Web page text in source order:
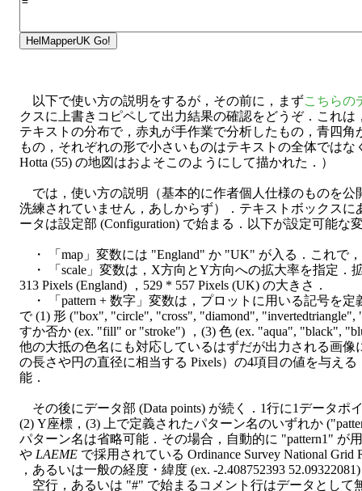
以下で使い方の説明をするが，その前に，まずこちらの
クスに上書きコピペして出力結果の確認をどうぞ．これ
テキストの分布で，赤丸が手作業で分析したもの，青四角
もの，それぞれの形で小さいものはテキストの全体では
Hotta (55) の地図はおよそこのようにして描かれた．）
では，使い方の説明（基本的に作者個人仕様のものを公
洗練されていません，あしからず）．テキストボックス
ータは設定部 (Configuration) で始まる．以下が設定可能な
・ 「map」変数には "England" か "UK" が入る．これで
・ 「scale」変数は，X方向とY方向への拡大率を指定．
313 Pixels (England) ，529 * 557 Pixels (UK) の大きさ．
・ 「pattern + 数字」変数は，プロットに用いる記号を
で (1) 形 ("box", "circle", "cross", "diamond",
すか否か (ex. "fill" or "stroke") ，(3) 色 (ex. "aqua", "black",
他の大抵の色名にも対応しているはずだが出力される画
の長さや円の直径に相当する Pixels）の4項目の値を与え
能．
その後にデータ部 (Data points) が続く．1行に1データポ
(2) Y座標，(3) 上で定義されたパターン名のいずれか
パターン名は省略可能．その場合，自動的に "pattern1" が
や LAEME で採用されている Ordinance Survey National
，あるいは一般の経度・緯度 (ex. -2.408752393
空行，あるいは "#" で始まるコメント行はデータとして